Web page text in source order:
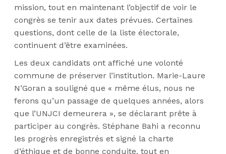
mission, tout en maintenant l’objectif de voir le
congrès se tenir aux dates prévues. Certaines
questions, dont celle de la liste électorale,
continuent d’être examinées.
Les deux candidats ont affiché une volonté
commune de préserver l’institution. Marie-Laure
N’Goran a souligné que « même élus, nous ne
ferons qu’un passage de quelques années, alors
que l’UNJCI demeurera », se déclarant prête à
participer au congrès. Stéphane Bahi a reconnu
les progrès enregistrés et signé la charte
d’éthique et de bonne conduite, tout en